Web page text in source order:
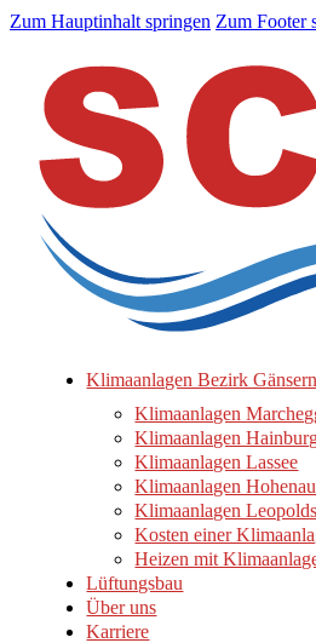
Zum Hauptinhalt springen Zum Footer
Klimaanlagen Bezirk
Klimaanlagen
Klimaanlagen
Klimaanlagen Lassee
Klimaanlagen
Klimaanlagen
Kosten einer
Heizen mit
Lüftungsbau
Über uns
Karriere